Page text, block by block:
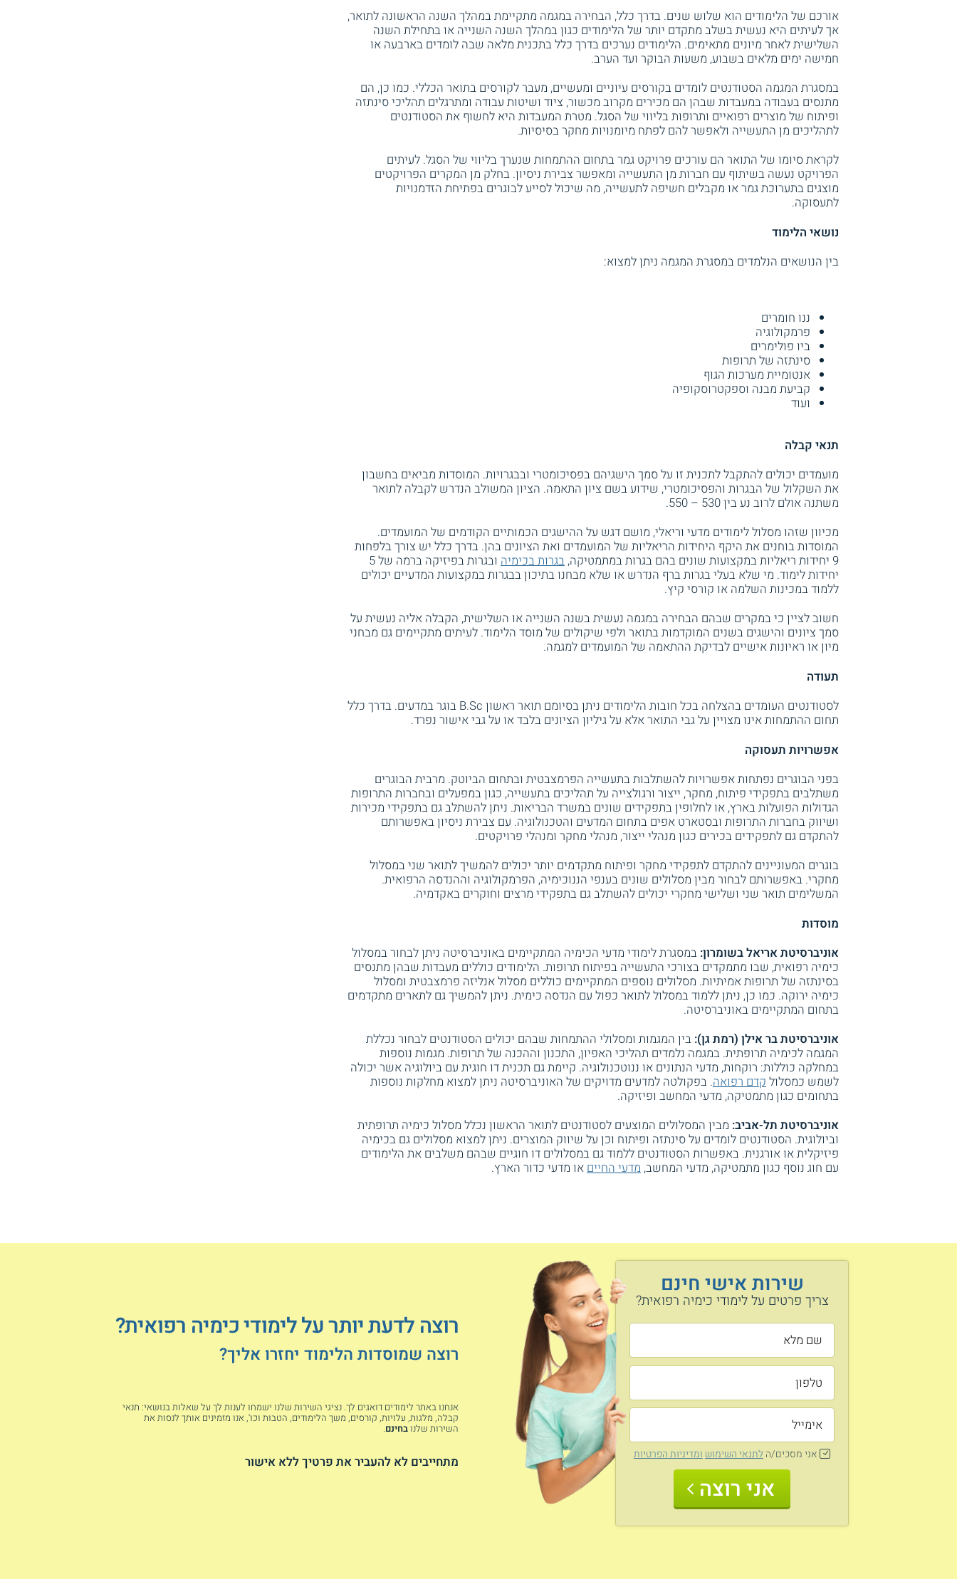
אורכם של הלימודים הוא שלוש שנים. בדרך כלל, הבחירה במגמה מתקיימת במהלך השנה הראשונה לתואר,
אך לעיתים היא נעשית בשלב מתקדם יותר של הלימודים כגון במהלך השנה השנייה או בתחילת השנה
השלישית לאחר מיונים מתאימים. הלימודים נערכים בדרך כלל בתכנית מלאה שבה לומדים בארבעה או
חמישה ימים מלאים בשבוע, משעות הבוקר ועד הערב.
במסגרת המגמה הסטודנטים לומדים בקורסים עיוניים ומעשיים, מעבר לקורסים בתואר הכללי. כמו כן, הם
מתנסים בעבודה במעבדות שבהן הם מכירים מקרוב מכשור, ציוד ושיטות עבודה ומתרגלים תהליכי סינתזה
ופיתוח של מוצרים רפואיים ותרופות בליווי של הסגל. מטרת המעבדות היא לחשוף את הסטודנטים
לתהליכים מן התעשייה ולאפשר להם לפתח מיומנויות מחקר בסיסיות.
לקראת סיומו של התואר הם עורכים פרויקט גמר בתחום ההתמחות שנערך בליווי של הסגל. לעיתים
הפרויקט נעשה בשיתוף עם חברות מן התעשייה ומאפשר צבירת ניסיון. בחלק מן המקרים הפרויקטים
מוצגים בתערוכת גמר או מקבלים חשיפה לתעשייה, מה שיכול לסייע לבוגרים בפתיחת הזדמנויות
לתעסוקה.
נושאי הלימוד
בין הנושאים הנלמדים במסגרת המגמה ניתן למצוא:
ננו חומרים
פרמקולוגיה
ביו פולימרים
סינתזה של תרופות
אנטומיית מערכות הגוף
קביעת מבנה וספקטרוסקופיה
ועוד
תנאי קבלה
מועמדים יכולים להתקבל לתכנית זו על סמך הישגיהם בפסיכומטרי ובבגרויות. המוסדות מביאים בחשבון
את השקלול של הבגרות והפסיכומטרי, שידוע בשם ציון התאמה. הציון המשולב הנדרש לקבלה לתואר
משתנה אולם לרוב נע בין 530 – 550.
מכיוון שזהו מסלול לימודים מדעי וריאלי, מושם דגש על ההישגים הכמותיים הקודמים של המועמדים.
המוסדות בוחנים את היקף היחידות הריאליות של המועמדים ואת הציונים בהן. בדרך כלל יש צורך בלפחות
9 יחידות ריאליות במקצועות שונים בהם בגרות במתמטיקה,
בגרות בכימיה
ובגרות בפיזיקה ברמה של 5
יחידות לימוד. מי שלא בעלי בגרות ברף הנדרש או שלא מבחנו בתיכון בבגרות במקצועות המדעיים יכולים
ללמוד במכינות השלמה או קורסי קיץ.
חשוב לציין כי במקרים שבהם הבחירה במגמה נעשית בשנה השנייה או השלישית, הקבלה אליה נעשית על
סמך ציונים והישגים בשנים המוקדמות בתואר ולפי שיקולים של מוסד הלימוד. לעיתים מתקיימים גם מבחני
מיון או ראיונות אישיים לבדיקת ההתאמה של המועמדים למגמה.
תעודה
לסטודנטים העומדים בהצלחה בכל חובות הלימודים ניתן בסיומם תואר ראשון B.Sc בוגר במדעים. בדרך כלל
תחום ההתמחות אינו מצויין על גבי התואר אלא על גיליון הציונים בלבד או על גבי אישור נפרד.
אפשרויות תעסוקה
בפני הבוגרים נפתחות אפשרויות להשתלבות בתעשייה הפרמצבטית ובתחום הביוטק. מרבית הבוגרים
משתלבים בתפקידי פיתוח, מחקר, ייצור ורגולצייה על תהליכים בתעשייה, כגון במפעלים ובחברות התרופות
הגדולות הפועלות בארץ, או לחלופין בתפקידים שונים במשרד הבריאות. ניתן להשתלב גם בתפקידי מכירות
ושיווק בחברות התרופות ובסטארט אפים בתחום המדעים והטכנולוגיה. עם צבירת ניסיון באפשרותם
להתקדם גם לתפקידים בכירים כגון מנהלי ייצור, מנהלי מחקר ומנהלי פרויקטים.
בוגרים המעוניינים להתקדם לתפקידי מחקר ופיתוח מתקדמים יותר יכולים להמשיך לתואר שני במסלול
מחקרי. באפשרותם לבחור מבין מסלולים שונים בענפי הננוכימיה, הפרמקולוגיה וההנדסה הרפואית.
המשלימים תואר שני ושלישי מחקרי יכולים להשתלב גם בתפקידי מרצים וחוקרים באקדמיה.
מוסדות
אוניברסיטת אריאל בשומרון: במסגרת לימודי מדעי הכימיה המתקיימים באוניברסיטה ניתן לבחור במסלול
כימיה רפואית, שבו מתמקדים בצורכי התעשייה בפיתוח תרופות. הלימודים כוללים מעבדות שבהן מתנסים
בסינתזה של תרופות אמיתיות. מסלולים נוספים המתקיימים כוללים מסלול אנליזה פרמצבטית ומסלול
כימיה ירוקה. כמו כן, ניתן ללמוד במסלול לתואר כפול עם הנדסה כימית. ניתן להמשיך גם לתארים מתקדמים
בתחום המתקיימים באוניברסיטה.
אוניברסיטת בר אילן (רמת גן): בין המגמות ומסלולי ההתמחות שבהם יכולים הסטודנטים לבחור נכללת
המגמה לכימיה תרופתית. במגמה נלמדים תהליכי האפיון, התכנון וההכנה של תרופות. מגמות נוספות
במחלקה כוללות: רוקחות, מדעי הנתונים או ננוטכנולוגיה. קיימת גם תכנית דו חוגית עם ביולוגיה אשר יכולה
לשמש כמסלול קדם רפואה. בפקולטה למדעים מדויקים של האוניברסיטה ניתן למצוא מחלקות נוספות
בתחומים כגון מתמטיקה, מדעי המחשב ופיזיקה.
אוניברסיטת תל-אביב: מבין המסלולים המוצעים לסטודנטים לתואר הראשון נכלל מסלול כימיה תרופתית
וביולוגית. הסטודנטים לומדים על סינתזה ופיתוח וכן על שיווק המוצרים. ניתן למצוא מסלולים גם בכימיה
פיזיקלית או אורגנית. באפשרות הסטודנטים ללמוד גם במסלולים דו חוגיים שבהם משלבים את הלימודים
עם חוג נוסף כגון מתמטיקה, מדעי המחשב, מדעי החיים או מדעי כדור הארץ.
שירות אישי חינם
צריך פרטים על לימודי כימיה רפואית?
אני מסכים/הלתנאי השימוש ומדיניות הפרטיות
אני רוצה
רוצה לדעת יותר על לימודי כימיה רפואית?
רוצה שמוסדות הלימוד יחזרו אליך?
אנחנו באתר לימודים דואגים לך. נציגי השירות שלנו ישמחו לענות לך על שאלות בנושאי: תנאי
קבלה, מלגות, עלויות, קורסים, משך הלימודים, הטבות וכו', אנו מזמינים אותך לנסות את
השירות שלנובחינם.
מתחייבים לא להעביר את פרטיך ללא אישור